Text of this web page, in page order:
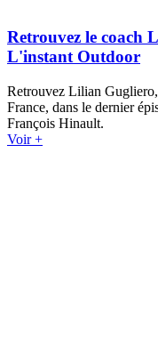
Retrouvez le coach
L'instant Outdoor
Retrouvez Lilian
France, dans le dernier
François Hinault.
Voir +